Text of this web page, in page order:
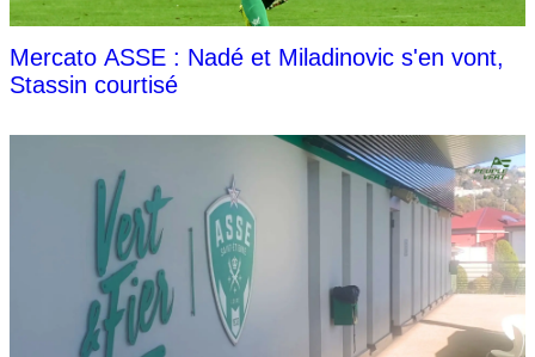
Mercato ASSE : Nadé et Miladinovic s'en vont,
Stassin courtisé